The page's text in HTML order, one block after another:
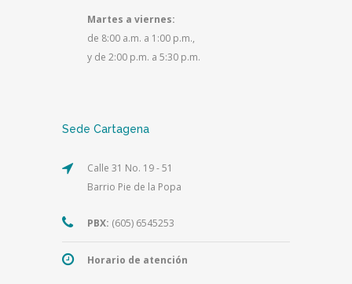
Martes a viernes:
de 8:00 a.m. a 1:00 p.m.,
y de 2:00 p.m. a 5:30 p.m.
Sede Cartagena
Calle 31 No. 19 - 51
Barrio Pie de la Popa
PBX: (605) 6545253
Horario de atención